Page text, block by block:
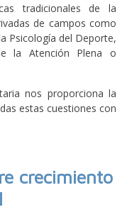
tradicionales de la
de campos como
Psicología del Deporte,
la Atención Plena o
nos proporciona la
estas cuestiones con
crecimiento